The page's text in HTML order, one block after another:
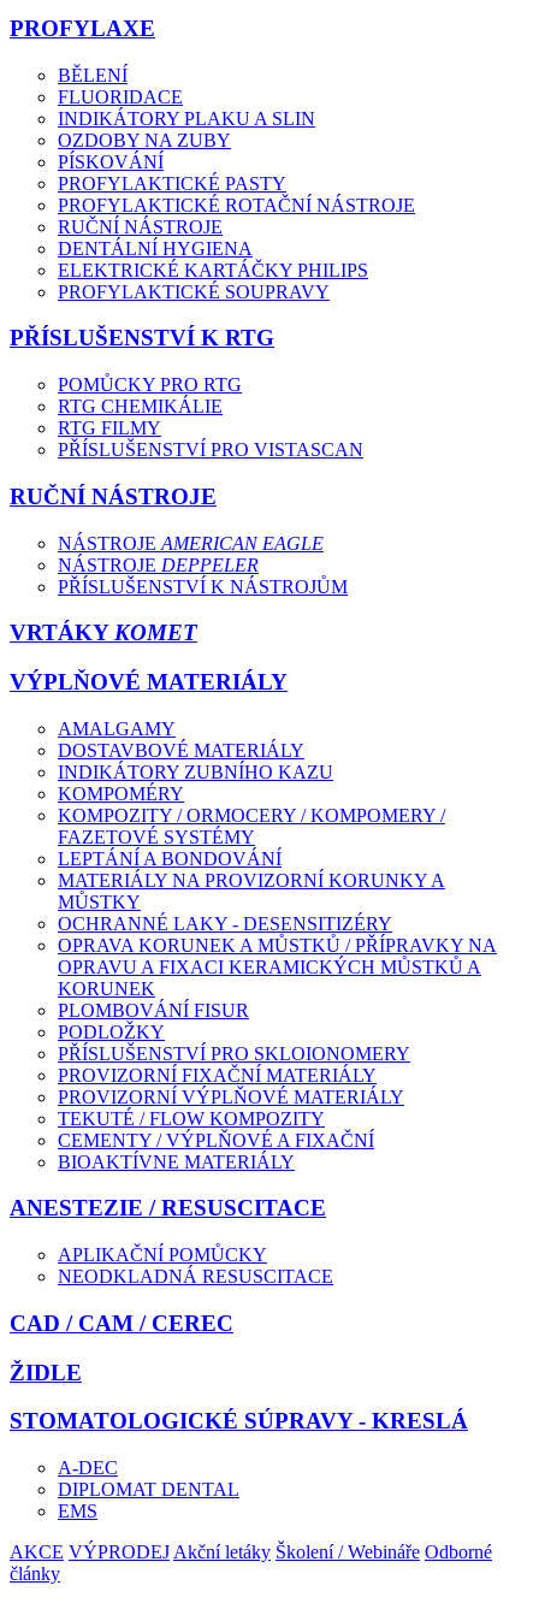
PROFYLAXE
BĚLENÍ
FLUORIDACE
INDIKÁTORY PLAKU A SLIN
OZDOBY NA ZUBY
PÍSKOVÁNÍ
PROFYLAKTICKÉ PASTY
PROFYLAKTICKÉ ROTAČNÍ NÁSTROJE
RUČNÍ NÁSTROJE
DENTÁLNÍ HYGIENA
ELEKTRICKÉ KARTÁČKY PHILIPS
PROFYLAKTICKÉ SOUPRAVY
PŘÍSLUŠENSTVÍ K RTG
POMŮCKY PRO RTG
RTG CHEMIKÁLIE
RTG FILMY
PŘÍSLUŠENSTVÍ PRO VISTASCAN
RUČNÍ NÁSTROJE
NÁSTROJE AMERICAN EAGLE
NÁSTROJE DEPPELER
PŘÍSLUŠENSTVÍ K NÁSTROJŮM
VRTÁKYKOMET
VÝPLŇOVÉ MATERIÁLY
AMALGAMY
DOSTAVBOVÉ MATERIÁLY
INDIKÁTORY ZUBNÍHO KAZU
KOMPOMÉRY
KOMPOZITY / ORMOCERY / KOMPOMERY /
FAZETOVÉ SYSTÉMY
LEPTÁNÍ A BONDOVÁNÍ
MATERIÁLY NA PROVIZORNÍ KORUNKY A
MŮSTKY
OCHRANNÉ LAKY - DESENSITIZÉRY
OPRAVA KORUNEK A MŮSTKŮ / PŘÍPRAVKY NA
OPRAVU A FIXACI KERAMICKÝCH MŮSTKŮ A
KORUNEK
PLOMBOVÁNÍ FISUR
PODLOŽKY
PŘÍSLUŠENSTVÍ PRO SKLOIONOMERY
PROVIZORNÍ FIXAČNÍ MATERIÁLY
PROVIZORNÍ VÝPLŇOVÉ MATERIÁLY
TEKUTÉ / FLOW KOMPOZITY
CEMENTY / VÝPLŇOVÉ A FIXAČNÍ
BIOAKTÍVNE MATERIÁLY
ANESTEZIE / RESUSCITACE
APLIKAČNÍ POMŮCKY
NEODKLADNÁ RESUSCITACE
CAD / CAM / CEREC
ŽIDLE
STOMATOLOGICKÉ SÚPRAVY - KRESLÁ
A-DEC
DIPLOMAT DENTAL
EMS
AKCE VÝPRODEJ Akční letáky Školení / Webináře Odborné
články